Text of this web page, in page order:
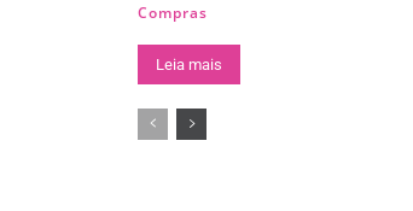
Compras
Leia mais